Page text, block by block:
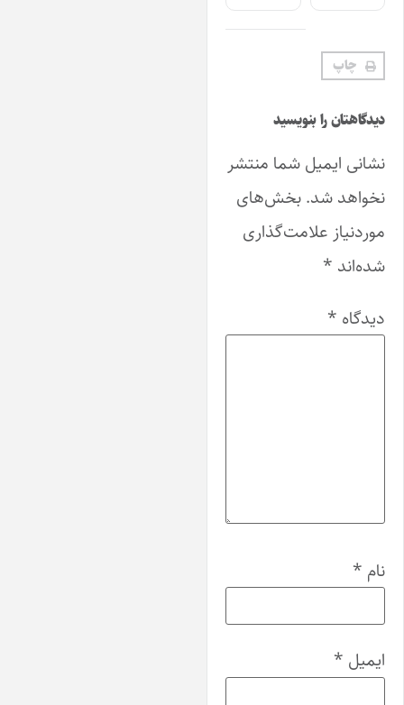
چاپ
را بنویسید
ایمیل شما منتشر
شد.بخش‌های
علامت‌گذاری
*
*
*
*